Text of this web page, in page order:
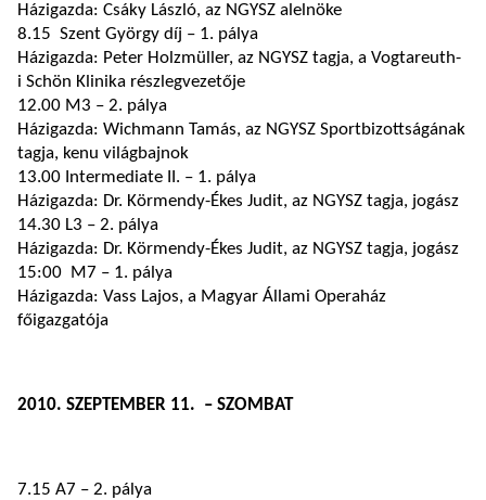
Házigazda: Csáky László, az NGYSZ alelnöke
8.15 Szent György díj – 1. pálya
Házigazda: Peter Holzmüller, az NGYSZ tagja, a Vogtareuth-
i Schön Klinika részlegvezetője
12.00 M3 – 2. pálya
Házigazda: Wichmann Tamás, az NGYSZ Sportbizottságának
tagja, kenu világbajnok
13.00 Intermediate II. – 1. pálya
Házigazda: Dr. Körmendy-Ékes Judit, az NGYSZ tagja, jogász
14.30 L3 – 2. pálya
Házigazda: Dr. Körmendy-Ékes Judit, az NGYSZ tagja, jogász
15:00 M7 – 1. pálya
Házigazda: Vass Lajos, a Magyar Állami Operaház
főigazgatója
2010. SZEPTEMBER 11. – SZOMBAT
7.15 A7 – 2. pálya